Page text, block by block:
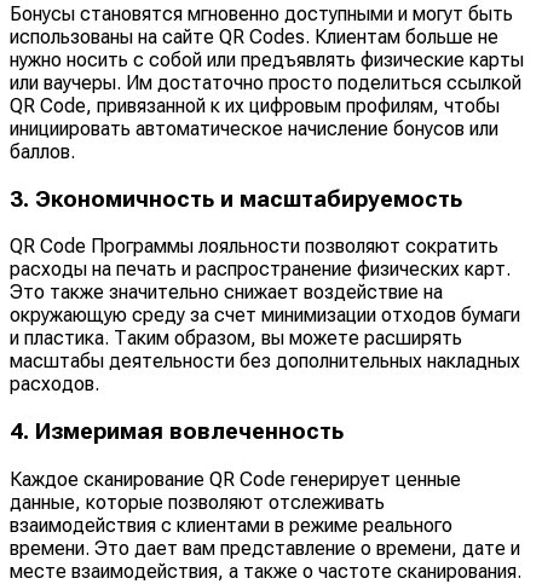
Бонусы становятся мгновенно доступными и могут быть
использованы на сайте QR Codes. Клиентам больше не
нужно носить с собой или предъявлять физические карты
или ваучеры. Им достаточно просто поделиться ссылкой
QR Code, привязанной к их цифровым профилям, чтобы
инициировать автоматическое начисление бонусов или
баллов.
3. Экономичность и масштабируемость
QR Code Программы лояльности позволяют сократить
расходы на печать и распространение физических карт.
Это также значительно снижает воздействие на
окружающую среду за счет минимизации отходов бумаги
и пластика. Таким образом, вы можете расширять
масштабы деятельности без дополнительных накладных
расходов.
4. Измеримая вовлеченность
Каждое сканирование QR Code генерирует ценные
данные, которые позволяют отслеживать
взаимодействия с клиентами в режиме реального
времени. Это дает вам представление о времени, дате и
месте взаимодействия, а также о частоте сканирования.